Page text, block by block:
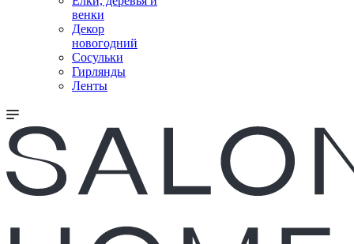
венки
Декор
новогодний
Сосульки
Гирлянды
Ленты